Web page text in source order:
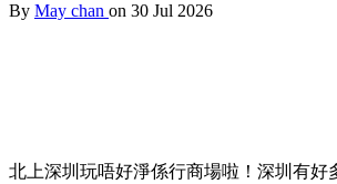
By May chan on 30 Jul 2026
北上深圳玩唔好淨係行商場啦！深圳有好